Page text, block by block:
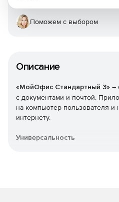
Описание
«МойОфис Стандартный 3» –
с документами и почтой.
на компьютер пользователя
интернету.
Универсальность
Поможем с выбором